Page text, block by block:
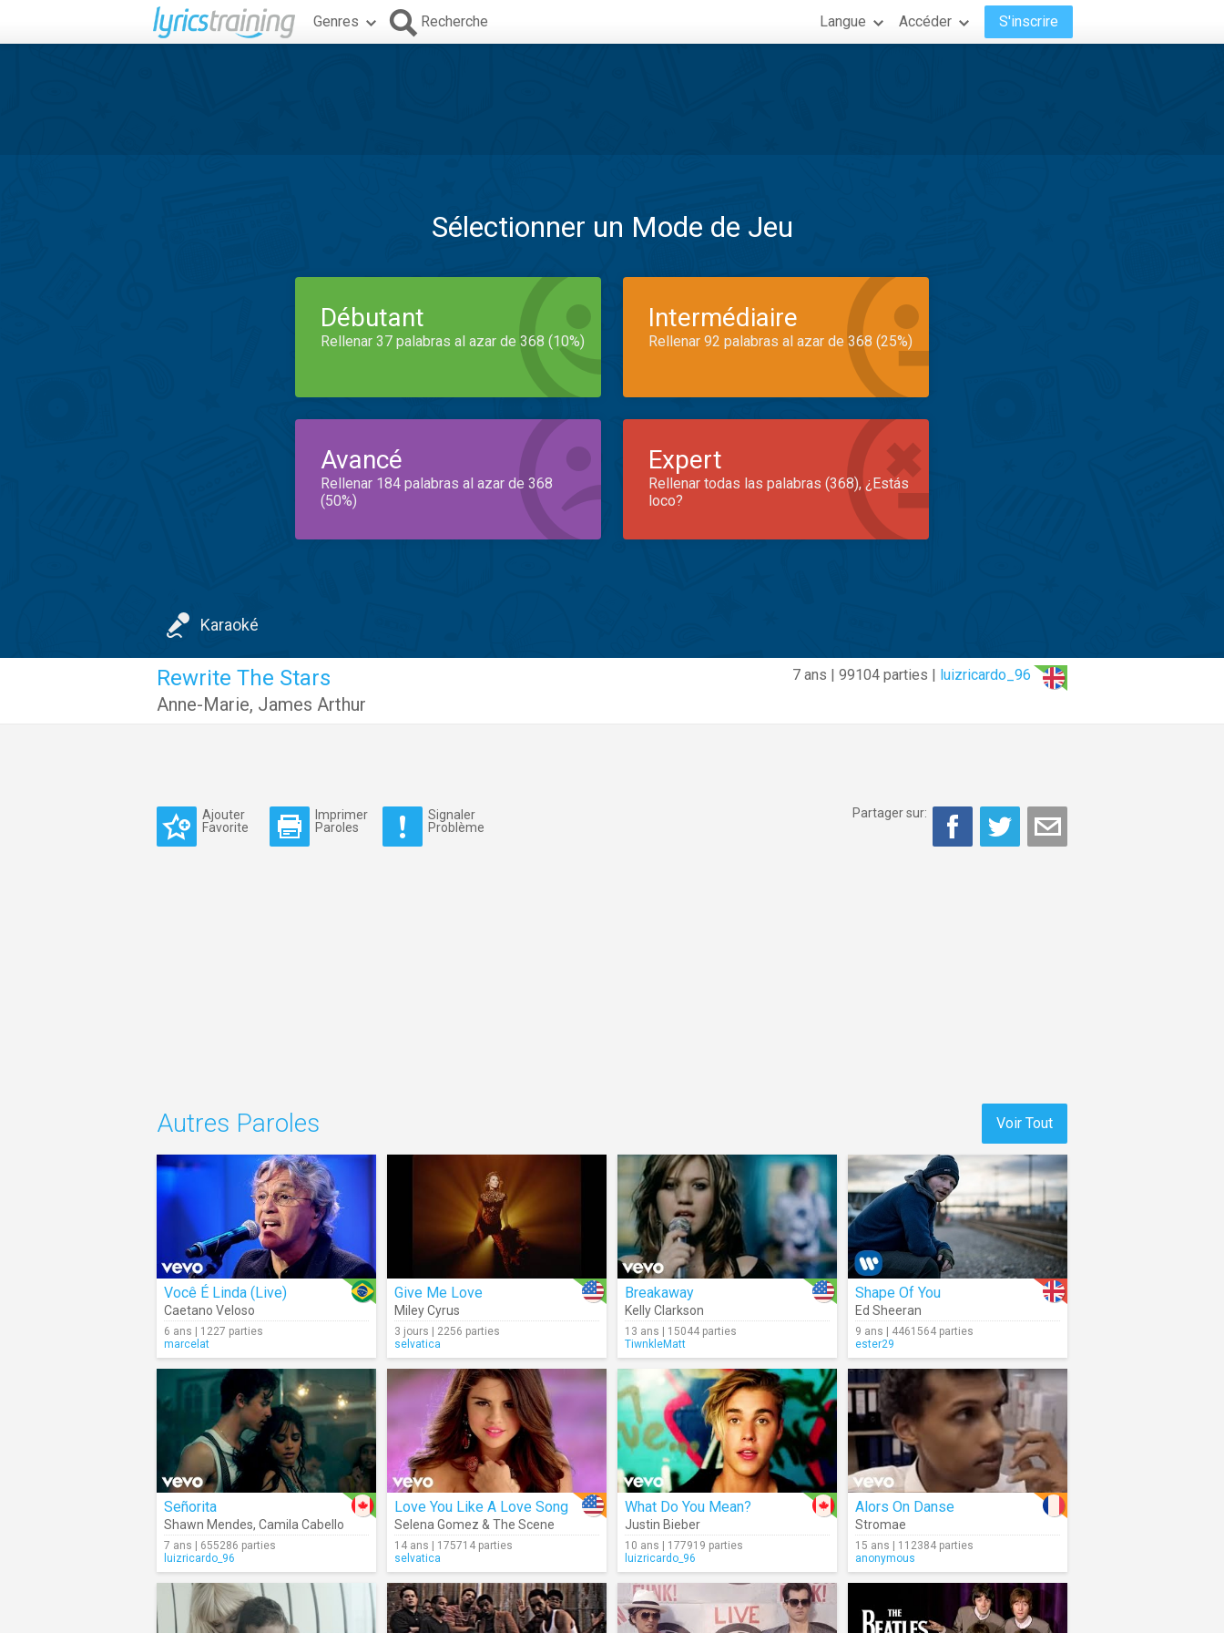
Genres Recherche Langue Accéder S'inscrire
Sélectionner un Mode de Jeu
Débutant
Rellenar 37 palabras al azar de 368 (10%)
Intermédiaire
Rellenar 92 palabras al azar de 368 (25%)
Avancé
Rellenar 184 palabras al azar de 368
(50%)
Expert
Rellenar todas las palabras (368), ¿Estás
loco?
Karaoké
7 ans | 99104 parties | luizricardo_96
Rewrite The Stars
Anne-Marie, James Arthur
Ajouter
Favorite
Imprimer
Paroles
Signaler
Problème
Partager sur:
Voir Tout
Autres Paroles
Você É Linda (Live)
Caetano Veloso
6 ans | 1227 parties
marcelat
Give Me Love
Miley Cyrus
3 jours | 2256 parties
selvatica
Breakaway
Kelly Clarkson
13 ans | 15044 parties
TiwnkleMatt
Shape Of You
Ed Sheeran
9 ans | 4461564 parties
ester29
Señorita
Shawn Mendes, Camila Cabello
7 ans | 655286 parties
luizricardo_96
Love You Like A Love Song
Selena Gomez & The Scene
14 ans | 175714 parties
selvatica
What Do You Mean?
Justin Bieber
10 ans | 177919 parties
luizricardo_96
Alors On Danse
Stromae
15 ans | 112384 parties
anonymous